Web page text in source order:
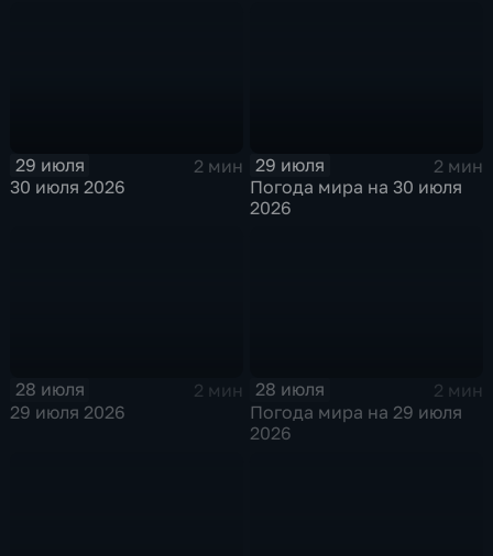
29 июля
2 мин
30 июля 2026
29 июля
2 мин
Погода мира на 30 июля
2026
28 июля
2 мин
29 июля 2026
28 июля
2 мин
Погода мира на 29 июля
2026